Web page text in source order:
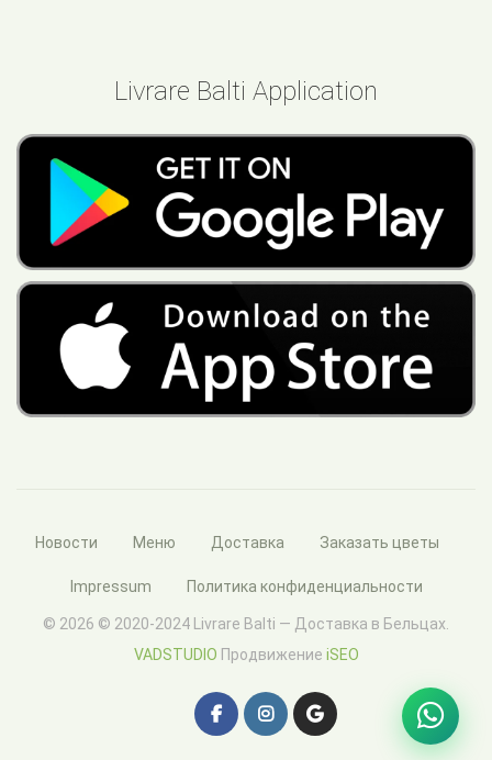
Livrare Balti Application
Новости Меню Доставка Заказать цветы
Impressum Политика конфиденциальности
© 2026 © 2020-2024 Livrare Balti — Доставка в Бельцах.
VADSTUDIO Продвижение iSEO